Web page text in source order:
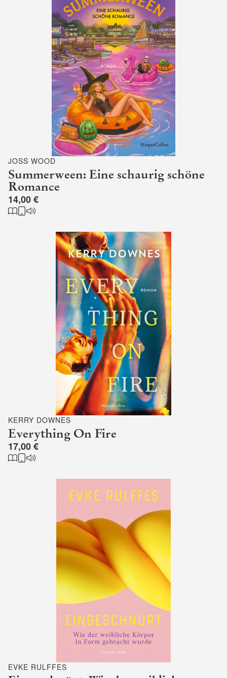
JOSS WOOD
Summerween: Eine schaurig schöne
Romance
14,00 €
KERRY DOWNES
Everything On Fire
17,00 €
EVKE RULFFES